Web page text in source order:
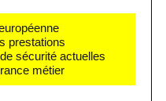
prestations
sécurité actuelles
métier